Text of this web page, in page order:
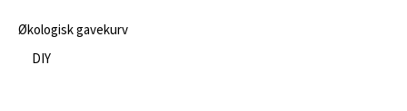
Økologisk gavekurv
DIY